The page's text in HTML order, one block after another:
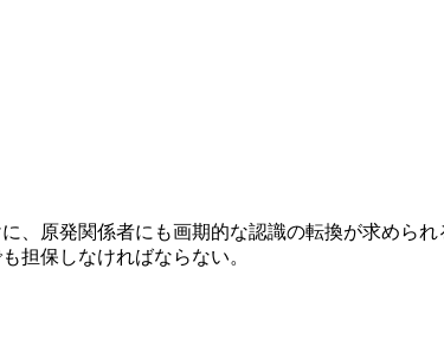
、原発関係者にも画期的な認識の転換が求めら
担保しなければならない。